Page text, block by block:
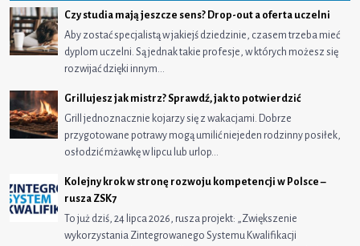
Czy studia mają jeszcze sens? Drop-out a oferta uczelni
Aby zostać specjalistą w jakiejś dziedzinie, czasem trzeba mieć
dyplom uczelni. Są jednak takie profesje, w których możesz się
rozwijać dzięki innym…
Grillujesz jak mistrz? Sprawdź, jak to potwierdzić
Grill jednoznacznie kojarzy się z wakacjami. Dobrze
przygotowane potrawy mogą umilić niejeden rodzinny posiłek,
osłodzić mżawkę w lipcu lub urlop…
Kolejny krok w stronę rozwoju kompetencji w Polsce –
rusza ZSK7
To już dziś, 24 lipca 2026, rusza projekt: „Zwiększenie
wykorzystania Zintegrowanego Systemu Kwalifikacji